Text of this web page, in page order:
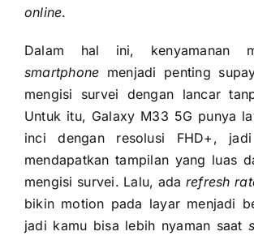
online.
Dalam hal ini, kenyamanan
smartphone menjadi penting
mengisi survei dengan lancar
Untuk itu, Galaxy M33 5G punya
inci dengan resolusi FHD+,
mendapatkan tampilan yang luas
mengisi survei. Lalu, ada refresh
bikin motion pada layar menjadi
jadi kamu bisa lebih nyaman saat